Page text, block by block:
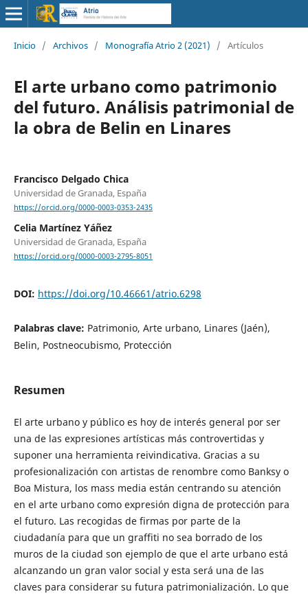
Inicio / Archivos / Monografía Atrio 2 (2021) / Artículos
El arte urbano como patrimonio
del futuro. Análisis patrimonial de
la obra de Belin en Linares
Francisco Delgado Chica
Universidad de Granada, España
https://orcid.org/0000-0003-0353-2435
Celia Martínez Yáñez
Universidad de Granada, España
https://orcid.org/0000-0003-2795-8051
DOI: https://doi.org/10.46661/atrio.6298
Palabras clave: Patrimonio, Arte urbano, Linares (Jaén),
Belin, Postneocubismo, Protección
Resumen
El arte urbano y público es hoy de interés general por ser
una de las expresiones artísticas más controvertidas y
suponer una herramienta reivindicativa. Gracias a su
profesionalización con artistas de renombre como Banksy o
Boa Mistura, los mass media están centrando su atención
en el arte urbano como expresión digna de protección para
el futuro. Las recogidas de firmas por parte de la
ciudadanía para que un graffiti no sea borrado de los
muros de la ciudad son ejemplo de que el arte urbano está
alcanzando un gran valor social y esta será una de las
claves para considerar su futura patrimonialización. Lo que